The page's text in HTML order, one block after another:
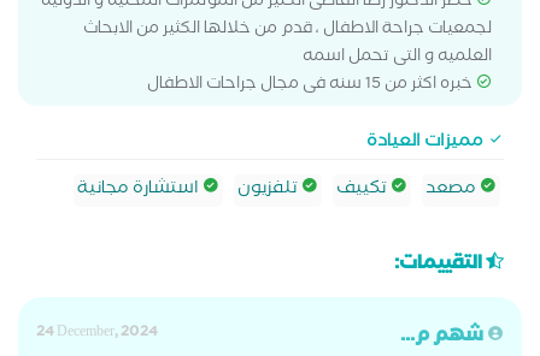
لجمعيات جراحة الاطفال ، قدم من خلالها الكثير من الابحاث
العلميه و التى تحمل اسمه
خبره اكثر من 15 سنه فى مجال جراحات الاطفال
مميزات العيادة
مصعد
تكييف تلفزيون استشارة مجانية
التقييمات:
شهم م...
24 December, 2024